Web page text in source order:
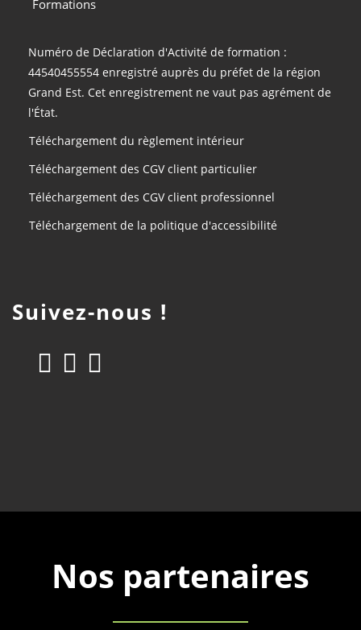
Formations
Numéro de Déclaration d'Activité de formation :
44540455554 enregistré auprès du préfet de la région
Grand Est. Cet enregistrement ne vaut pas agrément de
l'État.
Téléchargement du règlement intérieur
Téléchargement des CGV client particulier
Téléchargement des CGV client professionnel
Téléchargement de la politique d'accessibilité
Suivez-nous !
Nos partenaires